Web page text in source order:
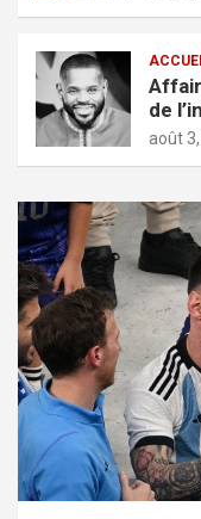
de
par
août